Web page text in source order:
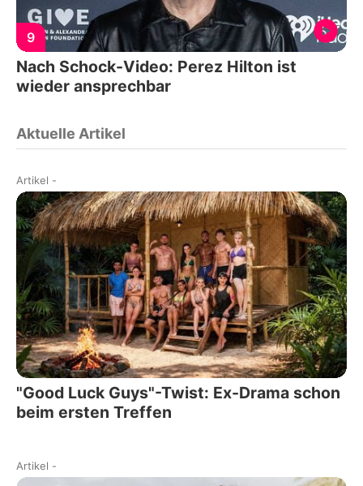
9
Nach Schock-Video: Perez Hilton ist
wieder ansprechbar
Aktuelle Artikel
Artikel -
"Good Luck Guys"-Twist: Ex-Drama schon
beim ersten Treffen
Artikel -